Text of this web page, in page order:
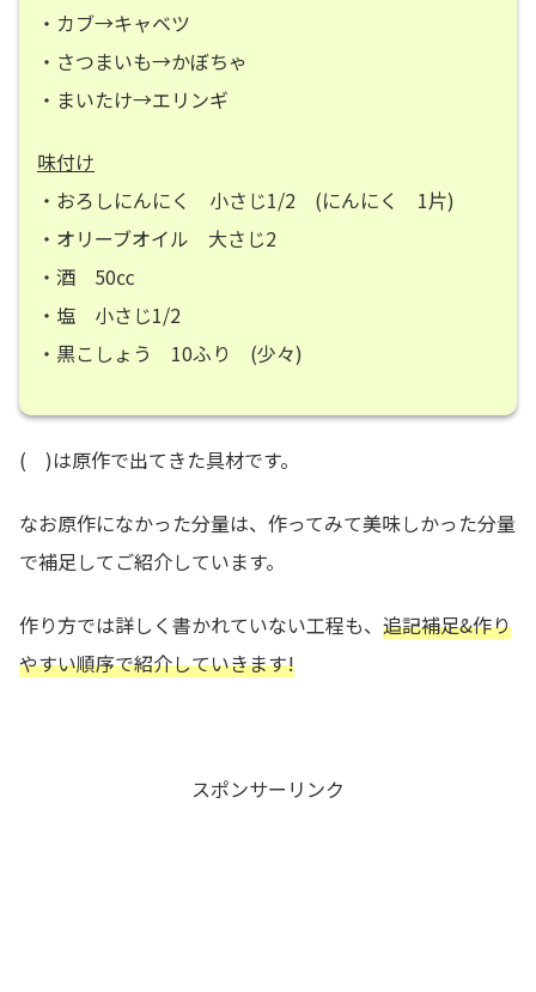
・カブ→キャベツ
・さつまいも→かぼちゃ
・まいたけ→エリンギ
味付け
・おろしにんにく 小さじ1/2 (にんにく 1片)
・オリーブオイル 大さじ2
・酒 50㏄
・塩 小さじ1/2
・黒こしょう 10ふり (少々)
( )は原作で出てきた具材です。
なお原作になかった分量は、作ってみて美味しかった分量
で補足してご紹介しています。
作り方では詳しく書かれていない工程も、 追記補足&作り
やすい順序で紹介していきます!
スポンサーリンク